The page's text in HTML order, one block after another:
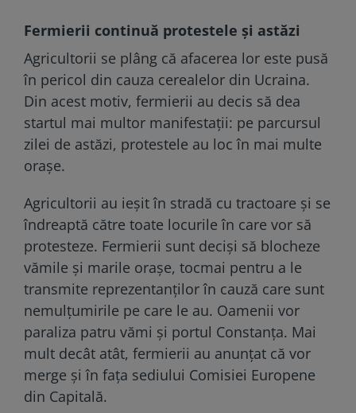
Fermierii continuă protestele și astăzi
Agricultorii se plâng că afacerea lor este pusă
în pericol din cauza cerealelor din Ucraina.
Din acest motiv, fermierii au decis să dea
startul mai multor manifestații: pe parcursul
zilei de astăzi, protestele au loc în mai multe
orașe.
Agricultorii au ieșit în stradă cu tractoare și se
îndreaptă către toate locurile în care vor să
protesteze. Fermierii sunt deciși să blocheze
vămile și marile orașe, tocmai pentru a le
transmite reprezentanților în cauză care sunt
nemulțumirile pe care le au. Oamenii vor
paraliza patru vămi și portul Constanța. Mai
mult decât atât, fermierii au anunțat că vor
merge și în fața sediului Comisiei Europene
din Capitală.